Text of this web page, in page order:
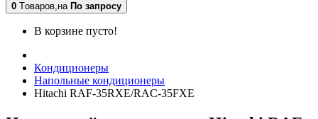
0 Tоваров,на По запросу
В корзине пусто!
Кондиционеры
Напольные кондиционеры
Hitachi RAF-35RXE/RAC-35FXE